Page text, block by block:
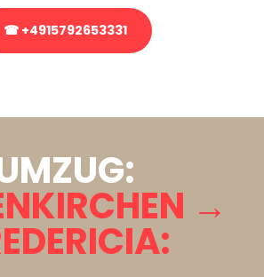
☎ +4915792653331
→